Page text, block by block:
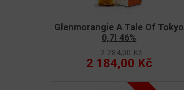
Glenmorangie A Tale Of Tokyo
0,7l 46%
2 284,00 Kč
2 184,00 Kč